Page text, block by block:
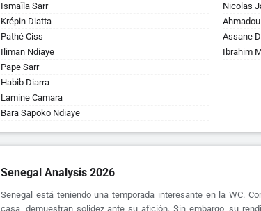
Ismaïla Sarr
Krépin Diatta
Pathé Ciss
Iliman Ndiaye
Pape Sarr
Habib Diarra
Lamine Camara
Bara Sapoko Ndiaye
Nicolas
Assane
Ibrahim
Senegal Analysis 2026
Senegal está teniendo una temporada interesante en la WC.
casa, demuestran solidez ante su afición. Sin embargo, su